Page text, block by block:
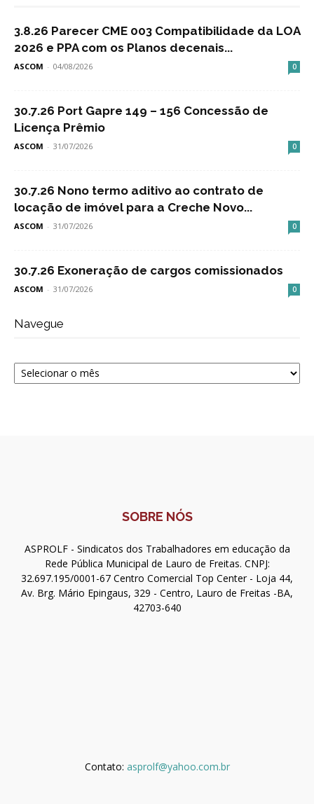
3.8.26 Parecer CME 003 Compatibilidade da LOA
2026 e PPA com os Planos decenais...
ASCOM - 04/08/2026 0
30.7.26 Port Gapre 149 – 156 Concessão de
Licença Prêmio
ASCOM - 31/07/2026 0
30.7.26 Nono termo aditivo ao contrato de
locação de imóvel para a Creche Novo...
ASCOM - 31/07/2026 0
30.7.26 Exoneração de cargos comissionados
ASCOM - 31/07/2026 0
Navegue
Navegue
SOBRE NÓS
ASPROLF - Sindicatos dos Trabalhadores em educação da
Rede Pública Municipal de Lauro de Freitas. CNPJ:
32.697.195/0001-67 Centro Comercial Top Center - Loja 44,
Av. Brg. Mário Epingaus, 329 - Centro, Lauro de Freitas -BA,
42703-640
Contato: asprolf@yahoo.com.br